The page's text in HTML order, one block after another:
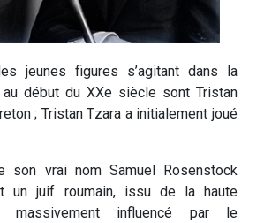
jeunes figures s’agitant dans la
début du XXe siècle sont Tristan
; Tristan Tzara a initialement joué
son vrai nom Samuel Rosenstock
un juif roumain, issu de la haute
massivement influencé par le